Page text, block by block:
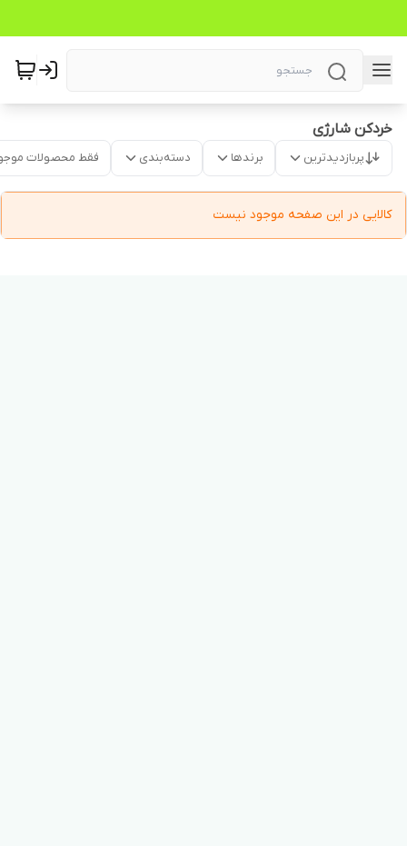
خردکن شارژی
پربازدیدترین برندها دسته‌بندی فقط محصولات
کالایی در این صفحه موجود نیست